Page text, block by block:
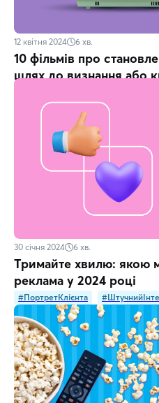
12 квітня 2024 6 хв.
10 фільмів про
шлях до визнання або
30 січня 2024 6 хв.
Тримайте хвилю: якою
реклама у 2024 році
#ПортретКлієнта